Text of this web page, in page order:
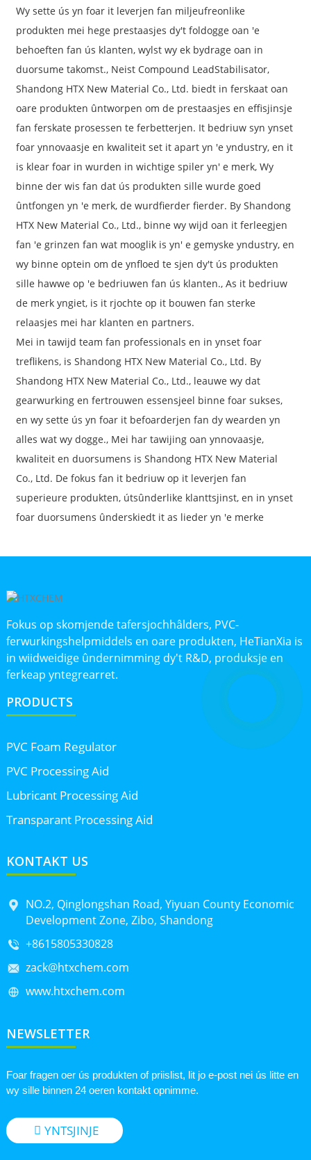
Wy sette ús yn foar it leverjen fan miljeufreonlike
produkten mei hege prestaasjes dy't foldogge oan 'e
behoeften fan ús klanten, wylst wy ek bydrage oan in
duorsume takomst., Neist Compound LeadStabilisator,
Shandong HTX New Material Co., Ltd. biedt in ferskaat oan
oare produkten ûntworpen om de prestaasjes en effisjinsje
fan ferskate prosessen te ferbetterjen. It bedriuw syn ynset
foar ynnovaasje en kwaliteit set it apart yn 'e yndustry, en it
is klear foar in wurden in wichtige spiler yn' e merk, Wy
binne der wis fan dat ús produkten sille wurde goed
ûntfongen yn 'e merk, de wurdfierder fierder. By Shandong
HTX New Material Co., Ltd., binne wy ​​wijd oan it ferleegjen
fan 'e grinzen fan wat mooglik is yn' e gemyske yndustry, en
wy binne optein om de ynfloed te sjen dy't ús produkten
sille hawwe op 'e bedriuwen fan ús klanten., As it bedriuw
de merk yngiet, is it rjochte op it bouwen fan sterke
relaasjes mei har klanten en partners.
Mei in tawijd team fan professionals en in ynset foar
treflikens, is Shandong HTX New Material Co., Ltd. By
Shandong HTX New Material Co., Ltd., leauwe wy dat
gearwurking en fertrouwen essensjeel binne foar sukses,
en wy sette ús yn foar it befoarderjen fan dy wearden yn
alles wat wy dogge., Mei har tawijing oan ynnovaasje,
kwaliteit en duorsumens is Shandong HTX New Material
Co., Ltd. De fokus fan it bedriuw op it leverjen fan
superieure produkten, útsûnderlike klanttsjinst, en in ynset
foar duorsumens ûnderskiedt it as lieder yn 'e merke
Fokus op skomjende tafersjochhâlders, PVC-
ferwurkingshelpmiddels en oare produkten, HeTianXia is
in wiidweidige ûndernimming dy't R&D, produksje en
ferkeap yntegrearret.
PRODUCTS
PVC Foam Regulator
PVC Processing Aid
Lubricant Processing Aid
Transparant Processing Aid
KONTAKT US
NO.2, Qinglongshan Road, Yiyuan County Economic
Development Zone, Zibo, Shandong
+8615805330828
zack@htxchem.com
www.htxchem.com
NEWSLETTER
Foar fragen oer ús produkten of priislist, lit jo e-post nei ús litte en
wy sille binnen 24 oeren kontakt opnimme.
YNTSJINJE